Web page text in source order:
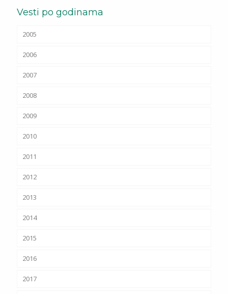
Vesti po godinama
2005
2006
2007
2008
2009
2010
2011
2012
2013
2014
2015
2016
2017